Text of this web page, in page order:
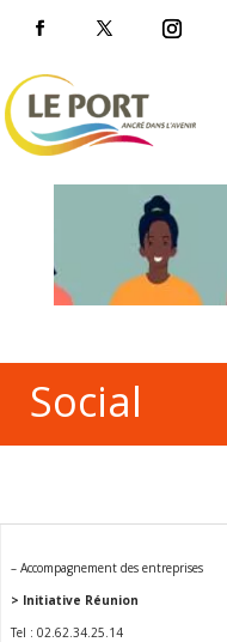
Social
– Accompagnement des entreprises
> Initiative Réunion
Tel : 02.62.34.25.14